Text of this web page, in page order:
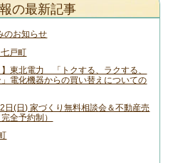
の最新記事
のお知らせ
七戸町
】東北電力 「トクする、ラクする、
電化機器からの買い替えについての
日(日) 家づくり無料相談会＆不動産売
全予約制）